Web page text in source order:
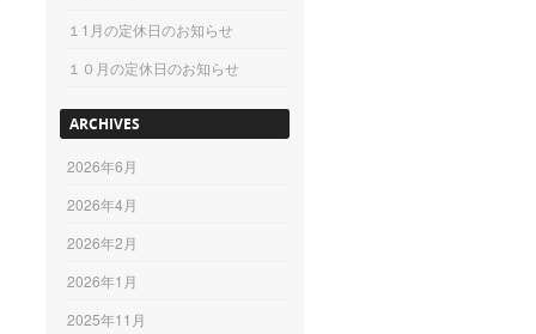
１1月の定休日のお知らせ
１０月の定休日のお知らせ
ARCHIVES
2026年6月
2026年4月
2026年2月
2026年1月
2025年11月